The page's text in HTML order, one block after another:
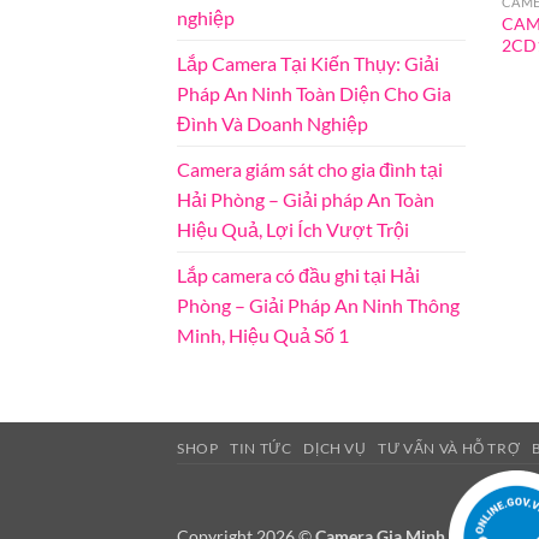
nghiệp
Lắp Camera Tại Kiến Thụy: Giải
Pháp An Ninh Toàn Diện Cho Gia
Đình Và Doanh Nghiệp
Camera giám sát cho gia đình tại
Hải Phòng – Giải pháp An Toàn
Hiệu Quả, Lợi Ích Vượt Trội
Lắp camera có đầu ghi tại Hải
Phòng – Giải Pháp An Ninh Thông
Minh, Hiệu Quả Số 1
SHOP TIN TỨC DỊCH VỤ TƯ VẤN VÀ HỖ TRỢ